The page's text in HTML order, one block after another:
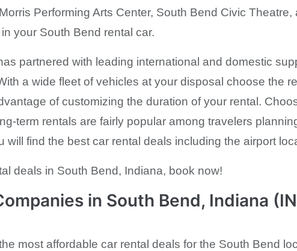
Performing Arts Center, South Bend Civic
your South Bend rental car.
partnered with leading international and domestic
a wide fleet of vehicles at your disposal choose the
of customizing the duration of your rental.
term rentals are fairly popular among travelers
will find the best car rental deals including the airport
deals in South Bend, Indiana, book now!
in South Bend, Indiana
most affordable car rental deals for the South Bend